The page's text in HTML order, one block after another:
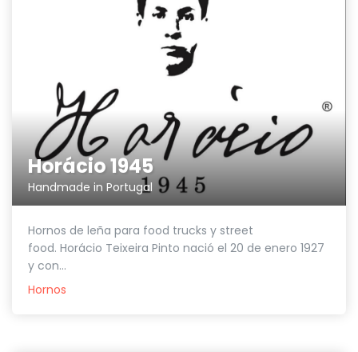
Horácio 1945
Handmade in Portugal
Hornos de leña para food trucks y street
food. Horácio Teixeira Pinto nació el 20 de enero 1927
y con...
Hornos